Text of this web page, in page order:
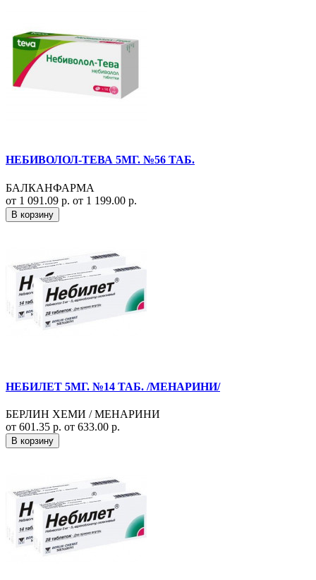
НЕБИВОЛОЛ-ТЕВА 5МГ. №56 ТАБ.
БАЛКАНФАРМА
от 1 091.09 р. от 1 199.00 р.
В корзину
НЕБИЛЕТ 5МГ. №14 ТАБ. /МЕНАРИНИ/
БЕРЛИН ХЕМИ / МЕНАРИНИ
от 601.35 р. от 633.00 р.
В корзину